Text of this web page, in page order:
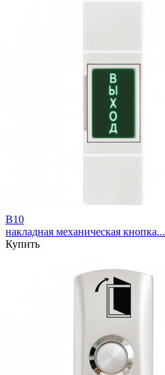
B10
накладная механическая кнопка...
Купить